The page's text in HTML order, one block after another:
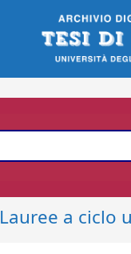
Lauree a ciclo